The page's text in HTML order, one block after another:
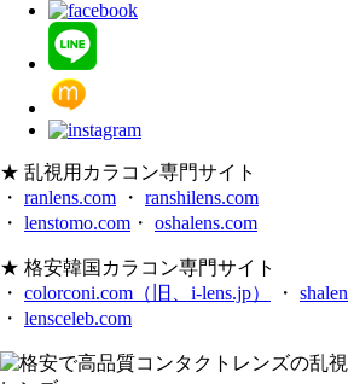
★ 乱視用カラコン専門サイト
・ ranlens.com ・ ranshilens.com
・ lenstomo.com ・ oshalens.com
★ 格安韓国カラコン専門サイト
・ colorconi.com（旧、i-lens.jp） ・
・ lensceleb.com